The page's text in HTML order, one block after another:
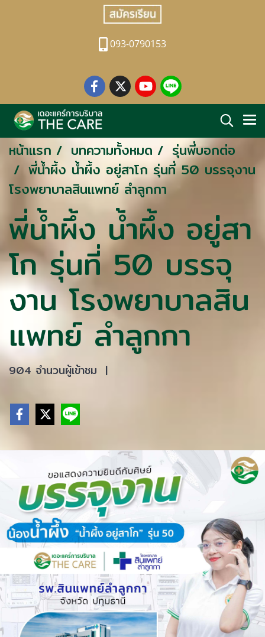
093-0790153
หน้าแรก บทความทั้งหมด
รุ่นพี่บอกต่อ
พี่น้ำผึ้ง น้ำผึ้ง อยู่สาโก รุ่นที่ 50 บรรจุงาน
โรงพยาบาลสินแพทย์ ลำลูกกา
พี่น้ำผึ้ง น้ำผึ้ง อยู่สา
โก รุ่นที่ 50 บรรจุ
งาน โรงพยาบาลสิน
แพทย์ ลำลูกกา
904 จำนวนผู้เข้าชม |